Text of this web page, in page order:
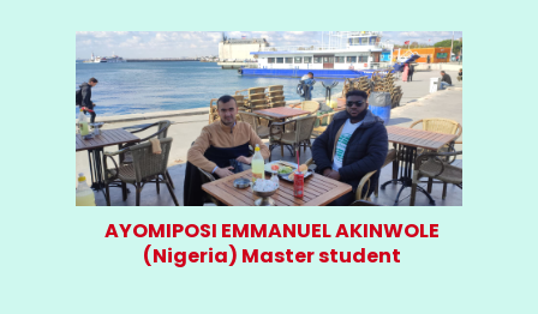
AYOMIPOSI EMMANUEL AKINWOLE
(Nigeria) Master student